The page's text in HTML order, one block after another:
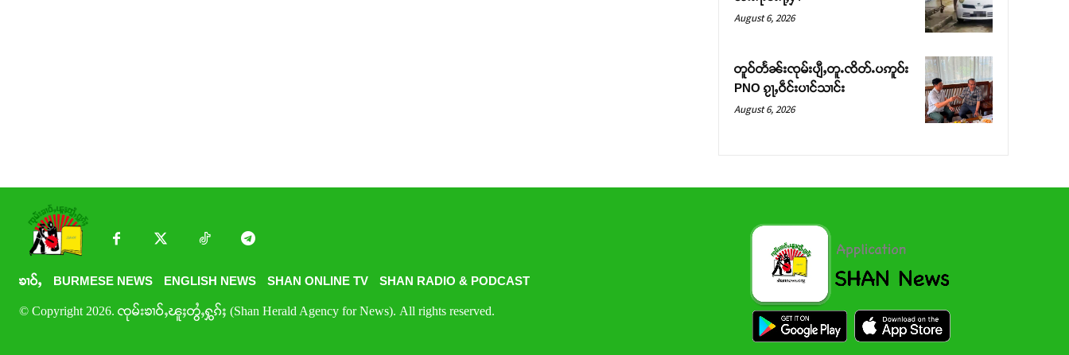
August 6, 2026
တူဝ်တႅၼ်းၸုမ်းပျီႇတူႉၸိတ်ႉပဢူဝ်း
PNO ၵႂႃႇဝဵင်းပၢင်သၢင်း
August 6, 2026
ၶၢဝ်ႇ BURMESE NEWS ENGLISH NEWS SHAN ONLINE TV SHAN RADIO & PODCAST
© Copyright 2026. ၸုမ်းၶၢဝ်ႇၽူႈတွႆႇႁွၵ်ႈ (Shan Herald Agency for News). All rights reserved.